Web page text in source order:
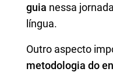
guia nessa
língua.
Outro aspecto
metodologia do